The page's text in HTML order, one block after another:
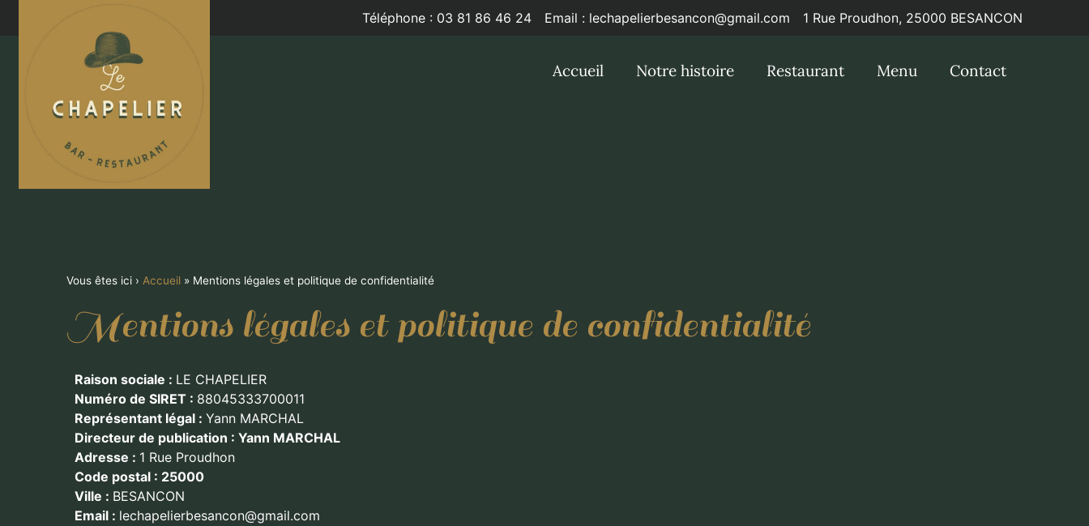
Téléphone : 03 81 86 46 24 Email : lechapelierbesancon@gmail.com 1 Rue Proudhon, 25000 BESANCON
Accueil Notre histoire Restaurant Menu Contact
Vous êtes ici › Accueil » Mentions légales et politique de confidentialité
Mentions légales et politique de confidentialité
Raison sociale : LE CHAPELIER
Numéro de SIRET : 88045333700011
Représentant légal : Yann MARCHAL
Directeur de publication : Yann MARCHAL
Adresse : 1 Rue Proudhon
Code postal : 25000
Ville : BESANCON
Email : lechapelierbesancon@gmail.com